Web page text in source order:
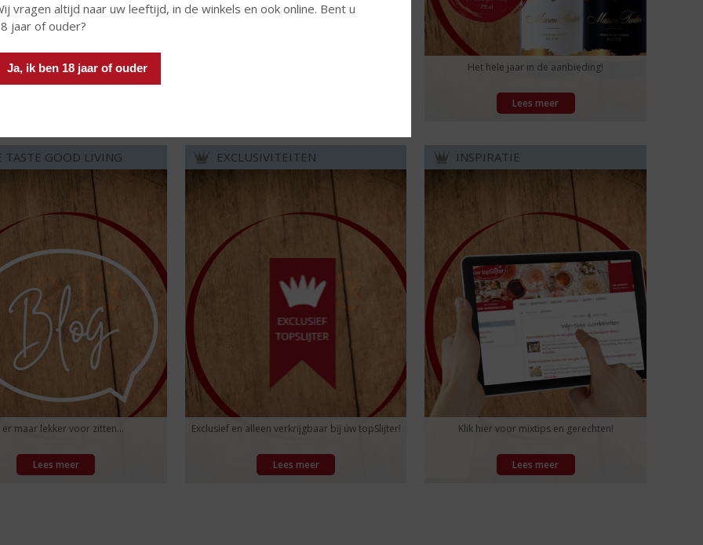
vragen altijd naar uw leeftijd, in de winkels en ook online. Bent u
jaar of ouder?
Ja, ik ben 18 jaar of ouder
vanaf 5 augustus t/m 25 augustus
Het hele jaar in de aanbieding!
Lees meer
TASTE GOOD LIVING
er maar lekker voor zitten...
Lees meer
EXCLUSIVITEITEN
Exclusief en alleen verkrijgbaar bij úw topSlijter!
Lees meer
INSPIRATIE
Klik hier voor mixtips en gerechten!
Lees meer